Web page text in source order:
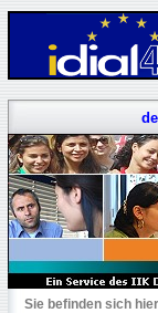
Sie befinden sich